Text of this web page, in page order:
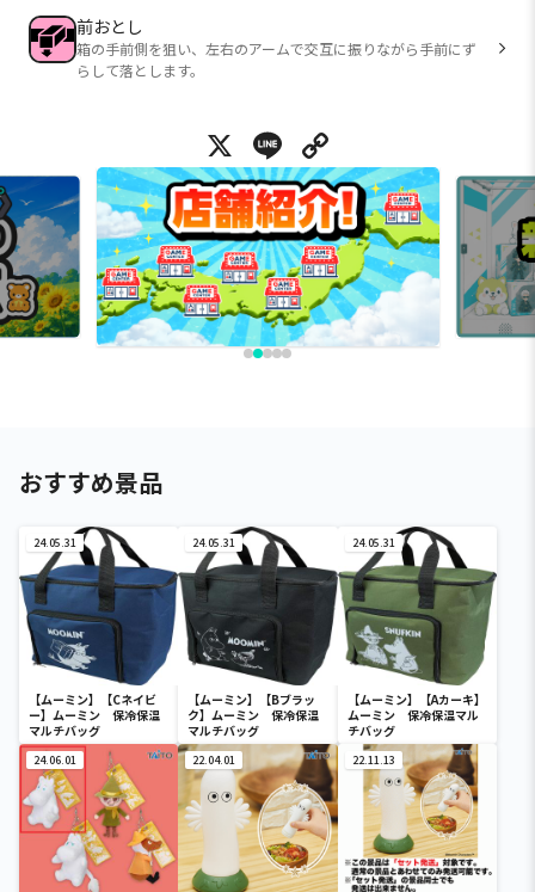
前おとし
箱の手前側を狙い、左右のアームで交互に振りながら手前にず
らして落とします。
X Line
おすすめ景品
24.05.31
【ムーミン】【Cネイビ
ー】ムーミン 保冷保温
マルチバッグ
24.05.31
【ムーミン】【Bブラッ
ク】ムーミン 保冷保温
マルチバッグ
24.05.31
【ムーミン】【Aカーキ】
ムーミン 保冷保温マル
チバッグ
24.06.01 22.04.01 22.11.13